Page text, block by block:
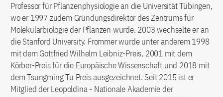
Professor für Pflanzenphysiologie an die Universität Tübingen,
wo er 1997 zudem Gründungsdirektor des Zentrums für
Molekularbiologie der Pflanzen wurde. 2003 wechselte er an
die Stanford University. Frommer wurde unter anderem 1998
mit dem Gottfried Wilhelm Leibniz-Preis, 2001 mit dem
Körber-Preis für die Europäische Wissenschaft und 2018 mit
dem Tsungming Tu Preis ausgezeichnet. Seit 2015 ist er
Mitglied der Leopoldina - Nationale Akademie der